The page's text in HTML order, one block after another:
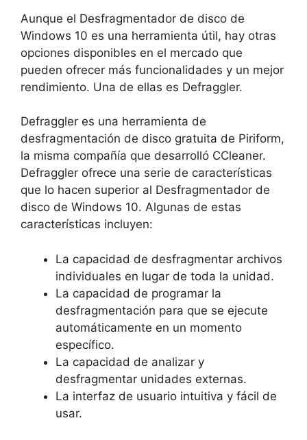
Aunque el Desfragmentador de disco de
Windows 10 es una herramienta útil, hay otras
opciones disponibles en el mercado que
pueden ofrecer más funcionalidades y un mejor
rendimiento. Una de ellas es Defraggler.
Defraggler es una herramienta de
desfragmentación de disco gratuita de Piriform,
la misma compañía que desarrolló CCleaner.
Defraggler ofrece una serie de características
que lo hacen superior al Desfragmentador de
disco de Windows 10. Algunas de estas
características incluyen:
La capacidad de desfragmentar archivos
individuales en lugar de toda la unidad.
La capacidad de programar la
desfragmentación para que se ejecute
automáticamente en un momento
específico.
La capacidad de analizar y
desfragmentar unidades externas.
La interfaz de usuario intuitiva y fácil de
usar.